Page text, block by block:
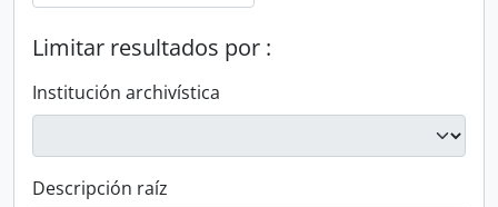
Limitar resultados por :
Institución archivística
Descripción raíz